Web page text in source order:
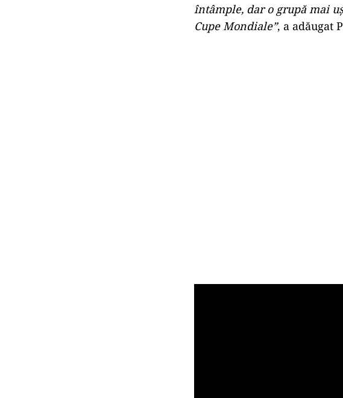
întâmple, dar o grupă mai
Cupe Mondiale”, a adăugat